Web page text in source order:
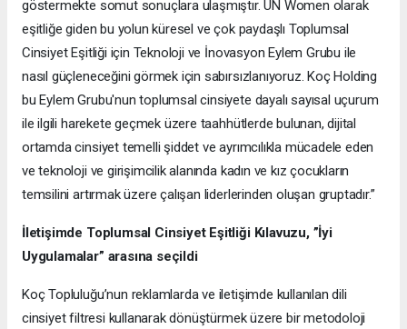
göstermekte somut sonuçlara ulaşmıştır. UN Women olarak
eşitliğe giden bu yolun küresel ve çok paydaşlı Toplumsal
Cinsiyet Eşitliği için Teknoloji ve İnovasyon Eylem Grubu ile
nasıl güçleneceğini görmek için sabırsızlanıyoruz. Koç Holding
bu Eylem Grubu'nun toplumsal cinsiyete dayalı sayısal uçurum
ile ilgili harekete geçmek üzere taahhütlerde bulunan, dijital
ortamda cinsiyet temelli şiddet ve ayrımcılıkla mücadele eden
ve teknoloji ve girişimcilik alanında kadın ve kız çocukların
temsilini artırmak üzere çalışan liderlerinden oluşan gruptadır.”
İletişimde Toplumsal Cinsiyet Eşitliği Kılavuzu, ”İyi
Uygulamalar” arasına seçildi
Koç Topluluğu’nun reklamlarda ve iletişimde kullanılan dili
cinsiyet filtresi kullanarak dönüştürmek üzere bir metodoloji